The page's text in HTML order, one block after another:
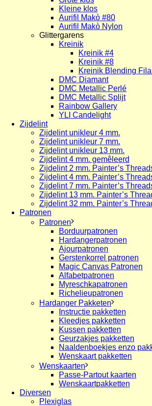
Kleine klos
Aurifil Makò #80
Aurifil Makò Nylon
Glittergarens
Kreinik
Kreinik #4
Kreinik #8
Kreinik Blending
DMC Diamant
DMC Metallic Perlé
DMC Metallic Splijt
Rainbow Gallery
YLI Candelight
Zijdelint
Zijdelint unikleur 4 mm.
Zijdelint unikleur 7 mm.
Zijdelint unikleur 13 mm.
Zijdelint 4 mm. gemêleerd
Zijdelint 2 mm. Painter’s
Zijdelint 4 mm. Painter’s
Zijdelint 7 mm. Painter’s
Zijdelint 13 mm. Painter’s
Zijdelint 32 mm. Painter’s
Patronen
Patronen
Borduurpatronen
Hardangerpatronen
Ajourpatronen
Gerstenkorrel patronen
Magic Canvas Patronen
Alfabetpatronen
Myreschkapatronen
Richelieupatronen
Hardanger Pakketen
Instructie pakketten
Kleedjes pakketten
Kussen pakketten
Geurzakjes pakketten
Naaldenboekjes enzo
Wenskaart pakketten
Wenskaarten
Passe-Partout kaarten
Wenskaartpakketten
Diversen
Plexiglas